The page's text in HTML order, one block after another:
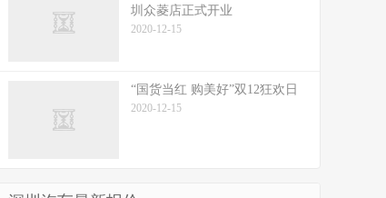
圳众菱店正式开业
2020-12-15
“国货当红 购美好”双12狂欢日
2020-12-15